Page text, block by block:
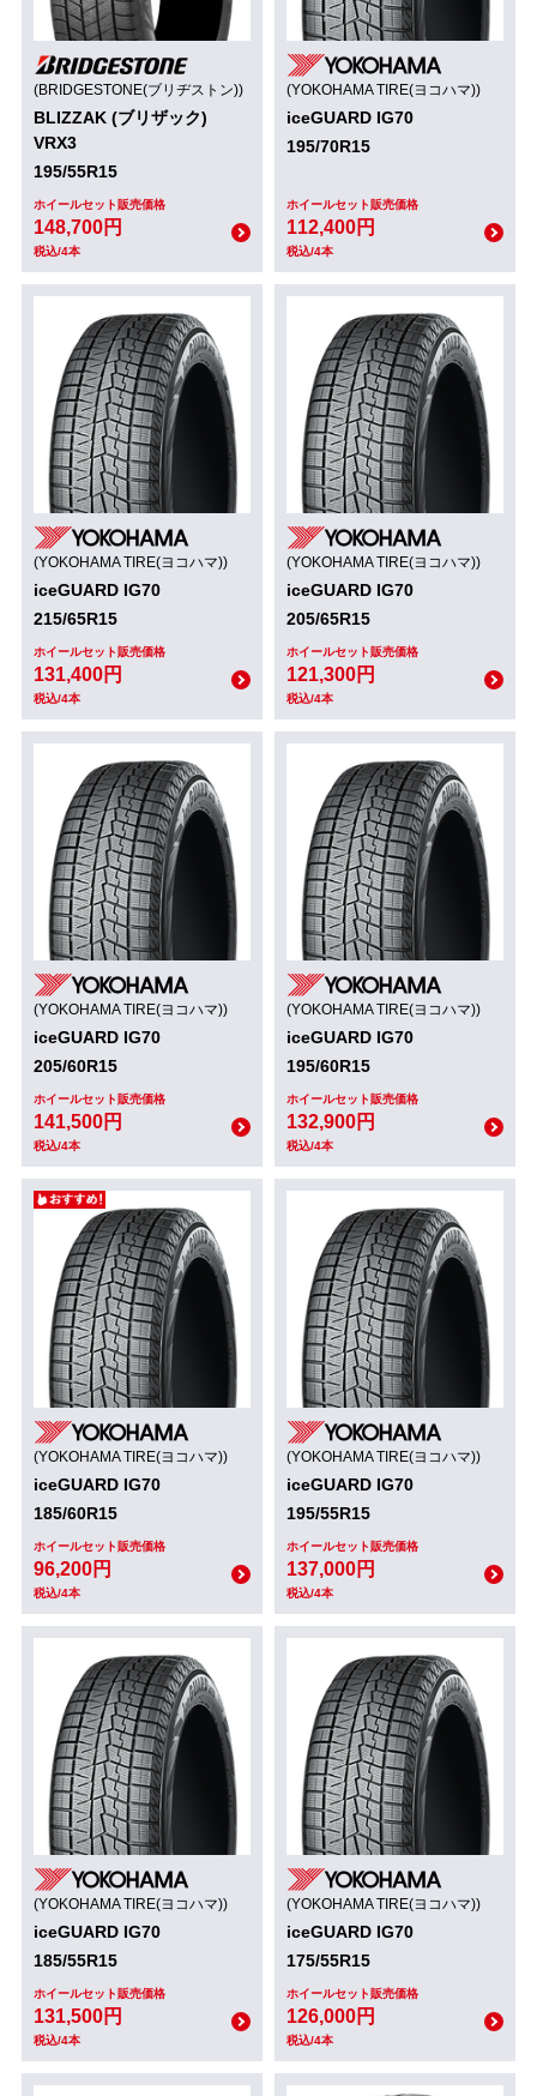
(BRIDGESTONE(ブリヂストン))
BLIZZAK (ブリザック)
VRX3
195/55R15
ホイールセット販売価格
148,700円
税込/4本
(YOKOHAMA TIRE(ヨコハマ))
iceGUARD IG70
195/70R15
ホイールセット販売価格
112,400円
税込/4本
(YOKOHAMA TIRE(ヨコハマ))
iceGUARD IG70
215/65R15
ホイールセット販売価格
131,400円
税込/4本
(YOKOHAMA TIRE(ヨコハマ))
iceGUARD IG70
205/65R15
ホイールセット販売価格
121,300円
税込/4本
(YOKOHAMA TIRE(ヨコハマ))
iceGUARD IG70
205/60R15
ホイールセット販売価格
141,500円
税込/4本
(YOKOHAMA TIRE(ヨコハマ))
iceGUARD IG70
195/60R15
ホイールセット販売価格
132,900円
税込/4本
(YOKOHAMA TIRE(ヨコハマ))
iceGUARD IG70
185/60R15
ホイールセット販売価格
96,200円
税込/4本
(YOKOHAMA TIRE(ヨコハマ))
iceGUARD IG70
195/55R15
ホイールセット販売価格
137,000円
税込/4本
(YOKOHAMA TIRE(ヨコハマ))
iceGUARD IG70
185/55R15
ホイールセット販売価格
131,500円
税込/4本
(YOKOHAMA TIRE(ヨコハマ))
iceGUARD IG70
175/55R15
ホイールセット販売価格
126,000円
税込/4本